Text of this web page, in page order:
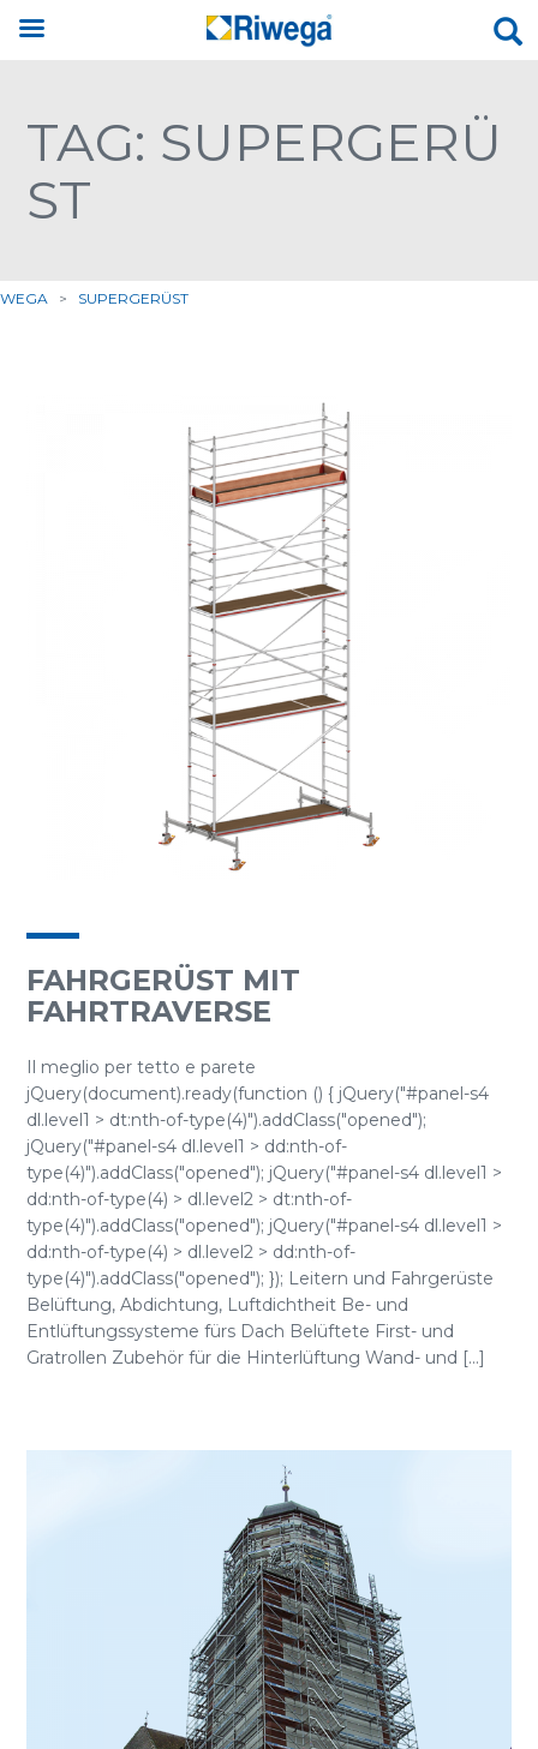
TAG: SUPERGERÜ
ST
> SUPERGERÜST
FAHRGERÜST MIT
FAHRTRAVERSE
Il meglio per tetto e parete
jQuery(document).ready(function () { jQuery("#panel-s4
dl.level1 > dt:nth-of-type(4)").addClass("opened");
jQuery("#panel-s4 dl.level1 > dd:nth-of-
type(4)").addClass("opened"); jQuery("#panel-s4 dl.level1 >
dd:nth-of-type(4) > dl.level2 > dt:nth-of-
type(4)").addClass("opened"); jQuery("#panel-s4 dl.level1 >
dd:nth-of-type(4) > dl.level2 > dd:nth-of-
type(4)").addClass("opened"); }); Leitern und Fahrgerüste
Belüftung, Abdichtung, Luftdichtheit Be- und
Entlüftungssysteme fürs Dach Belüftete First- und
Gratrollen Zubehör für die Hinterlüftung Wand- und [...]